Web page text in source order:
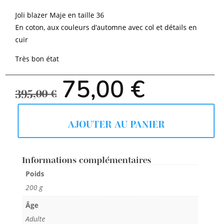
Joli blazer Maje en taille 36
En coton, aux couleurs d’automne avec col et détails en
cuir
Très bon état
395,00€
Le
prix
initial
395,00 €.
75,00€Le
actuel
75,00 €.
AJOUTER AU PANIER
Informations complémentaires
Poids
200 g
Âge
Adulte